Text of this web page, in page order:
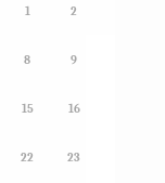
1 2
8 9
15 16
22 23